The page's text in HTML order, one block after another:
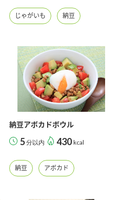
じゃがいも 納豆
納豆アボカドボウル
5分以内 430 kcal
納豆 アボカド